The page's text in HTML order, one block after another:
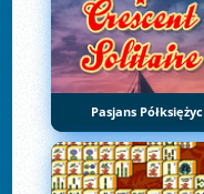
Pasjans Półksiężyc